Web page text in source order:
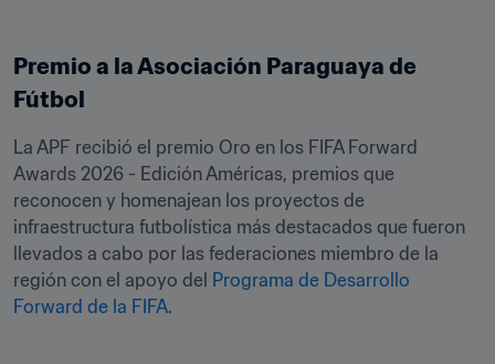
Premio a la Asociación Paraguaya de
Fútbol
La APF recibió el premio Oro en los FIFA Forward
Awards 2026 - Edición Américas, premios que
reconocen y homenajean los proyectos de
infraestructura futbolística más destacados que fueron
llevados a cabo por las federaciones miembro de la
región con el apoyo del Programa de Desarrollo
Forward de la FIFA.